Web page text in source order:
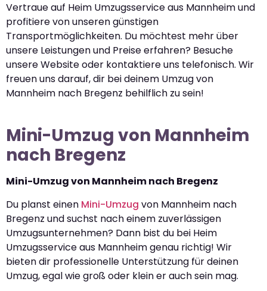
Vertraue auf Heim Umzugsservice aus Mannheim und
profitiere von unseren günstigen
Transportmöglichkeiten. Du möchtest mehr über
unsere Leistungen und Preise erfahren? Besuche
unsere Website oder kontaktiere uns telefonisch. Wir
freuen uns darauf, dir bei deinem Umzug von
Mannheim nach Bregenz behilflich zu sein!
Mini-Umzug von Mannheim
nach Bregenz
Mini-Umzug von Mannheim nach Bregenz
Du planst einen Mini-Umzug von Mannheim nach
Bregenz und suchst nach einem zuverlässigen
Umzugsunternehmen? Dann bist du bei Heim
Umzugsservice aus Mannheim genau richtig! Wir
bieten dir professionelle Unterstützung für deinen
Umzug, egal wie groß oder klein er auch sein mag.